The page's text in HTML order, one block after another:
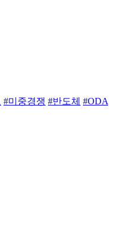
#미중경쟁 #반도체 #ODA